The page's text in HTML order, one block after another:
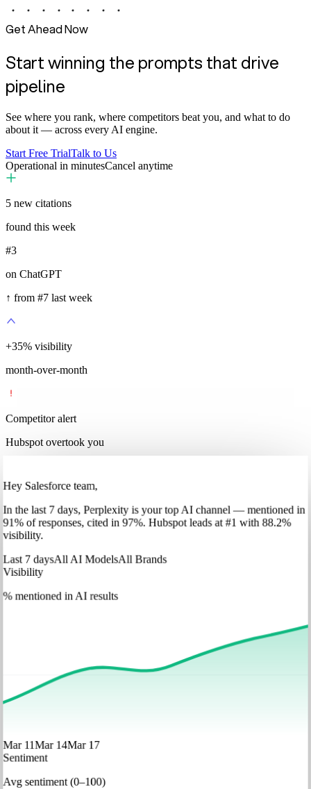
Get Ahead Now
Start winning the prompts that drive
pipeline
See where you rank, where competitors beat you, and what to do
about it — across every AI engine.
Start Free TrialTalk to Us
Operational in minutesCancel anytime
5 new citations
found this week
#3
on ChatGPT
↑ from #7 last week
+35% visibility
month-over-month
Competitor alert
Hubspot overtook you
Hey Salesforce team,
Inthe last 7 days, Perplexityis your top AI channel — mentioned in
91% of responses, cited in 97%. Hubspotleads at #1 with 88.2%
visibility.
Last 7 daysAll AI ModelsAll Brands
Visibility
% mentioned in AI results
Mar 11Mar 14Mar 17
Sentiment
Avg sentiment (0–100)